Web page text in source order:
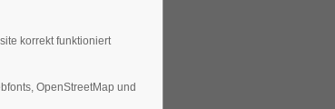
korrekt funktioniert
OpenStreetMap und